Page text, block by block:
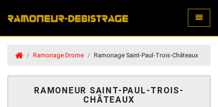
Ramonage Drome Ramonage Saint-Paul-Trois-Châteaux
RAMONEUR SAINT-PAUL-TROIS-
CHÂTEAUX